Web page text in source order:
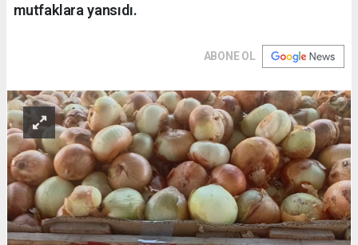
mutfaklara yansıdı.
ABONE OL